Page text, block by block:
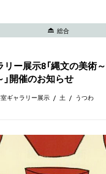
総合
ー展示8「縄文の美術
開催のお知らせ
ギャラリー展示 土 うつわ